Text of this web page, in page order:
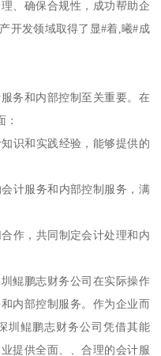
、确保合规性，成功帮助企
开发领域取得了显#着,曦#成
务和内部控制至关重要。在
识和实践经验，能够提供的
计服务和内部控制服务，满
作，共同制定会计处理和内
鲲鹏志财务公司在实际操作
内部控制服务。作为企业而
圳鲲鹏志财务公司凭借其能
提供全面、、合理的会计服